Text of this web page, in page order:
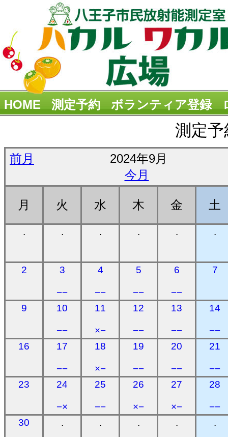
HOME 測定予約 ボランティア登録
測定
前月
2024年9月
今月
月 火 水 木 金 土
. . . . . .
2 3
−−
4
−−
5
−−
6
−−
7
9 10
−−
11
×−
12
−−
13
−−
14
−−
16
17
−−
18
×−
19
−−
20
−−
21
−−
23
24
−×
25
−−
26
×−
27
×−
28
−−
30
. . . . .